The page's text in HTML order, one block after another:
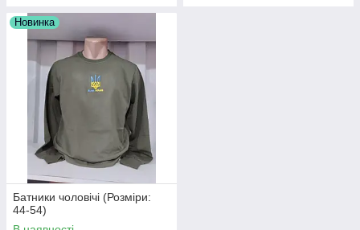
Новинка
Батники чоловічі (Розміри:
44-54)